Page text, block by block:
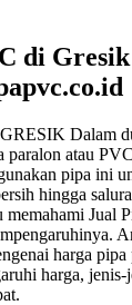
di
Dalam
paralon atau
pipa ini
hingga
memahami Jual
harga
harga,